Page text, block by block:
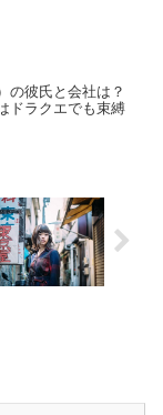
の彼氏と会社は？
ドラクエでも束縛